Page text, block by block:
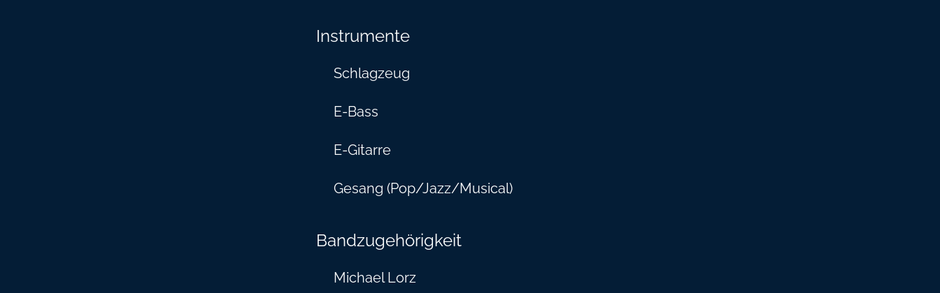
Instrumente
Schlagzeug
E-Bass
E-Gitarre
Gesang (Pop/Jazz/Musical)
Bandzugehörigkeit
Michael Lorz